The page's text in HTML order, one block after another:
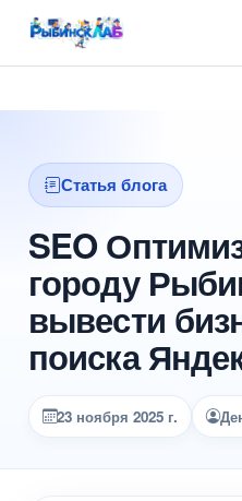
Статья блога
SEO
городу
вывести
поиска
23 ноября 2025 г.